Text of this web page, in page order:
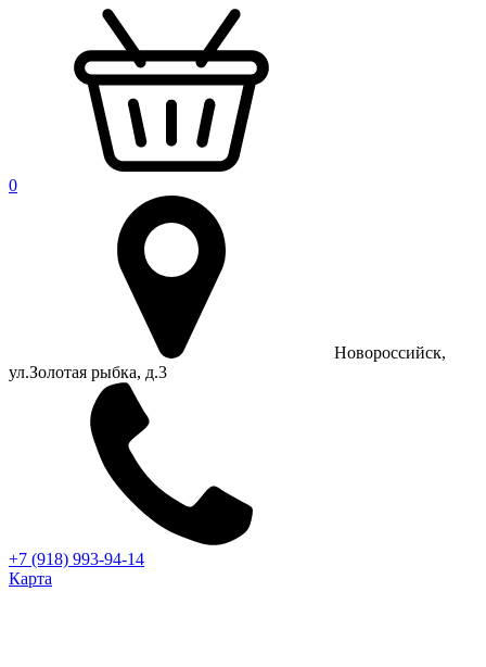
0
Новороссийск,
ул.Золотая рыбка, д.3
+7 (918) 993-94-14
Карта